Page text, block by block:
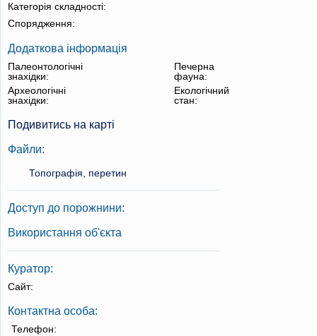
Категорія складності:
Спорядження:
Додаткова інформація
Палеонтологічні
знахідки:
Печерна
фауна:
Археологічні
знахідки:
Екологічний
стан:
Подивитись на карті
Файли:
Топографія, перетин
Доступ до порожнини:
Використання об'єкта
Куратор:
Сайт:
Контактна особа:
Телефон: